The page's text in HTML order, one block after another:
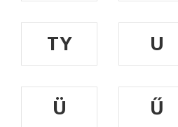
TY U
Ü
Ű